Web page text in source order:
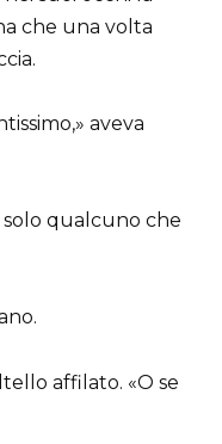
che una volta
aveva
solo qualcuno che
affilato. «O se